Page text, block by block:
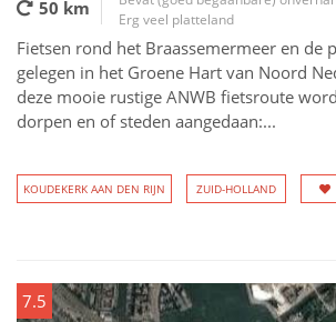
50 km
Erg veel platteland
Fietsen rond het Braassemermeer en de
gelegen in het Groene Hart van Noord
deze mooie rustige ANWB fietsroute
dorpen en of steden aangedaan:...
KOUDEKERK AAN DEN RIJN ZUID-HOLLAND
7.5